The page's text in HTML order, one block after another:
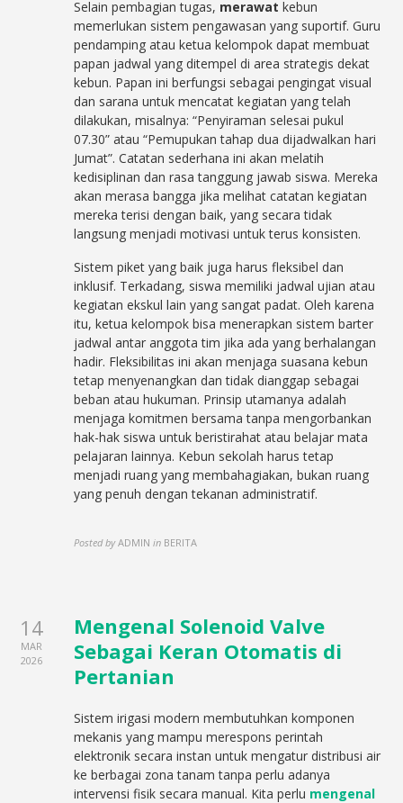
Selain pembagian tugas, merawat kebun
memerlukan sistem pengawasan yang suportif. Guru
pendamping atau ketua kelompok dapat membuat
papan jadwal yang ditempel di area strategis dekat
kebun. Papan ini berfungsi sebagai pengingat visual
dan sarana untuk mencatat kegiatan yang telah
dilakukan, misalnya: “Penyiraman selesai pukul
07.30” atau “Pemupukan tahap dua dijadwalkan hari
Jumat”. Catatan sederhana ini akan melatih
kedisiplinan dan rasa tanggung jawab siswa. Mereka
akan merasa bangga jika melihat catatan kegiatan
mereka terisi dengan baik, yang secara tidak
langsung menjadi motivasi untuk terus konsisten.
Sistem piket yang baik juga harus fleksibel dan
inklusif. Terkadang, siswa memiliki jadwal ujian atau
kegiatan ekskul lain yang sangat padat. Oleh karena
itu, ketua kelompok bisa menerapkan sistem barter
jadwal antar anggota tim jika ada yang berhalangan
hadir. Fleksibilitas ini akan menjaga suasana kebun
tetap menyenangkan dan tidak dianggap sebagai
beban atau hukuman. Prinsip utamanya adalah
menjaga komitmen bersama tanpa mengorbankan
hak-hak siswa untuk beristirahat atau belajar mata
pelajaran lainnya. Kebun sekolah harus tetap
menjadi ruang yang membahagiakan, bukan ruang
yang penuh dengan tekanan administratif.
Posted by ADMIN in BERITA
14
MAR
2026
Mengenal Solenoid Valve
Sebagai Keran Otomatis di
Pertanian
Sistem irigasi modern membutuhkan komponen
mekanis yang mampu merespons perintah
elektronik secara instan untuk mengatur distribusi air
ke berbagai zona tanam tanpa perlu adanya
intervensi fisik secara manual. Kita perlu mengenal